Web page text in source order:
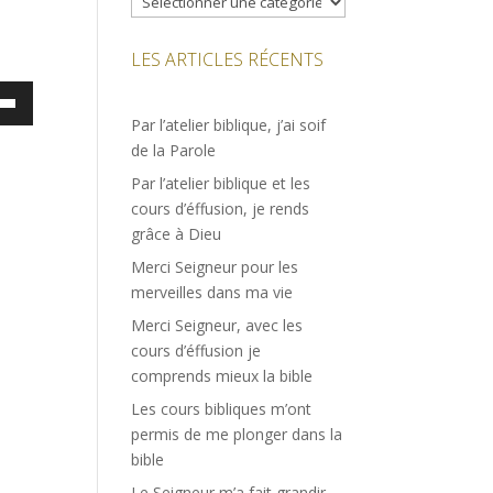
LES ARTICLES RÉCENTS
Par l’atelier biblique, j’ai soif
de la Parole
Par l’atelier biblique et les
cours d’éffusion, je rends
grâce à Dieu
Merci Seigneur pour les
merveilles dans ma vie
Merci Seigneur, avec les
cours d’éffusion je
comprends mieux la bible
Les cours bibliques m’ont
permis de me plonger dans la
bible